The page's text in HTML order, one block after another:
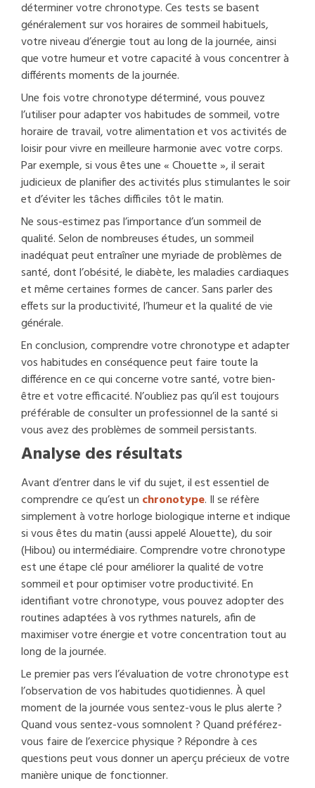
déterminer votre chronotype. Ces tests se basent
généralement sur vos horaires de sommeil habituels,
votre niveau d’énergie tout au long de la journée, ainsi
que votre humeur et votre capacité à vous concentrer à
différents moments de la journée.
Une fois votre chronotype déterminé, vous pouvez
l’utiliser pour adapter vos habitudes de sommeil, votre
horaire de travail, votre alimentation et vos activités de
loisir pour vivre en meilleure harmonie avec votre corps.
Par exemple, si vous êtes une « Chouette », il serait
judicieux de planifier des activités plus stimulantes le soir
et d’éviter les tâches difficiles tôt le matin.
Ne sous-estimez pas l’importance d’un sommeil de
qualité. Selon de nombreuses études, un sommeil
inadéquat peut entraîner une myriade de problèmes de
santé, dont l’obésité, le diabète, les maladies cardiaques
et même certaines formes de cancer. Sans parler des
effets sur la productivité, l’humeur et la qualité de vie
générale.
En conclusion, comprendre votre chronotype et adapter
vos habitudes en conséquence peut faire toute la
différence en ce qui concerne votre santé, votre bien-
être et votre efficacité. N’oubliez pas qu’il est toujours
préférable de consulter un professionnel de la santé si
vous avez des problèmes de sommeil persistants.
Analyse des résultats
Avant d’entrer dans le vif du sujet, il est essentiel de
comprendre ce qu’est un chronotype. Il se réfère
simplement à votre horloge biologique interne et indique
si vous êtes du matin (aussi appelé Alouette), du soir
(Hibou) ou intermédiaire. Comprendre votre chronotype
est une étape clé pour améliorer la qualité de votre
sommeil et pour optimiser votre productivité. En
identifiant votre chronotype, vous pouvez adopter des
routines adaptées à vos rythmes naturels, afin de
maximiser votre énergie et votre concentration tout au
long de la journée.
Le premier pas vers l’évaluation de votre chronotype est
l’observation de vos habitudes quotidiennes. À quel
moment de la journée vous sentez-vous le plus alerte ?
Quand vous sentez-vous somnolent ? Quand préférez-
vous faire de l’exercice physique ? Répondre à ces
questions peut vous donner un aperçu précieux de votre
manière unique de fonctionner.